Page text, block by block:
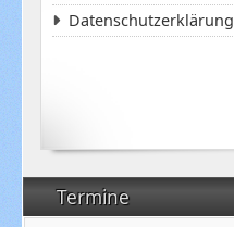
Termine
Datenschutzerklärung